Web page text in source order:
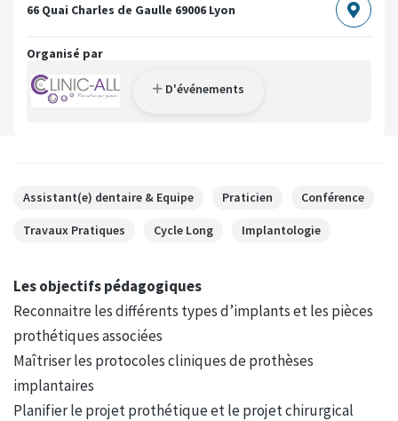
66 Quai Charles de Gaulle 69006 Lyon
Organisé par
D'événements
Assistant(e) dentaire & Equipe Praticien Conférence
Travaux Pratiques Cycle Long Implantologie
Les objectifs pédagogiques
Reconnaitre les différents types d’implants et les pièces
prothétiques associées
Maîtriser les protocoles cliniques de prothèses
implantaires
Planifier le projet prothétique et le projet chirurgical